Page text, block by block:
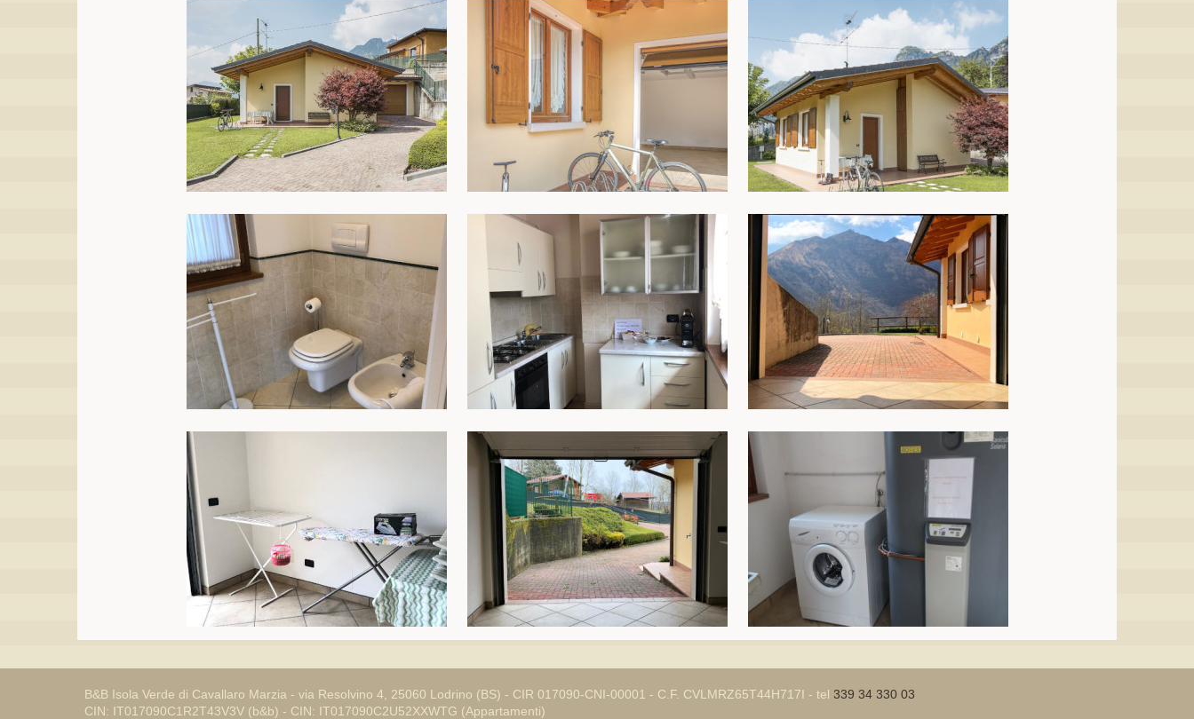
B&B Isola Verde di Cavallaro Marzia - via Resolvino 4, 25060 Lodrino (BS) - CIR 017090-CNI-00001 - C.F. CVLMRZ65T44H717I - tel 339 34 330 03
CIN: IT017090C1R2T43V3V (b&b) - CIN: IT017090C2U52XXWTG (Appartamenti)